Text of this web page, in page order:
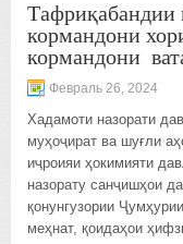
Тафриқабандии
кормандони
кормандони
Февраль 26, 2024
Хадамоти назорати
муҳоҷират ва шуғли
иҷроияи ҳокимияти
назорату санҷишҳои
қонунгузории
меҳнат, қоидаҳои